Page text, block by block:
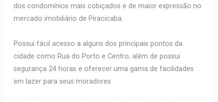
dos condomínios mais cobiçados e de maior expressão no
mercado imobiliário de Piracicaba.
Possui fácil acesso a alguns dos principais pontos da
cidade como Rua do Porto e Centro, além de possui
segurança 24 horas e oferecer uma gama de facilidades
em lazer para seus moradores.